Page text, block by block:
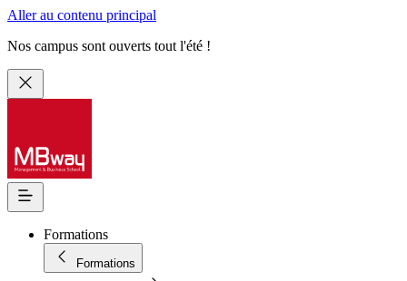
Aller au contenu principal
Nos campus sont ouverts tout l'été !
Formations
Formations